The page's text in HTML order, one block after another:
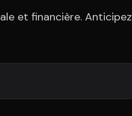
Connexion
et financière. Anticipez